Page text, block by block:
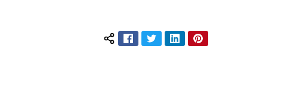
Compartilhar conteúdo:
FacebookTwitterLinkedInPinterest